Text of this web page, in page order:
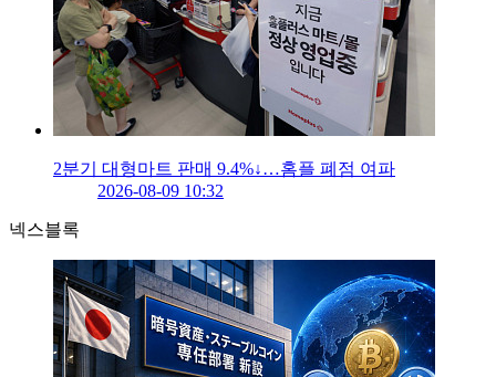
2분기 대형마트 판매 9.4%↓…홈플 폐점 여파
2026-08-09 10:32
넥스블록